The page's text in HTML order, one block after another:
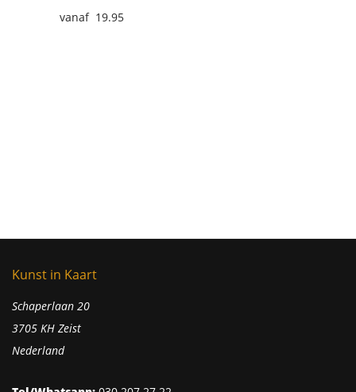
19.95
Kunst in Kaart
Schaperlaan 20
3705 KH Zeist
Nederland